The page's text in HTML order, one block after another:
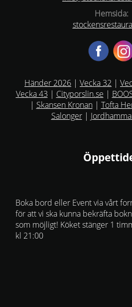
Hemsida:
Händer 2026 | Vecka 32 |
Vecka 43 | Cityporslin.se |
| Skansen Kronan| Tofta
Salonger|
Boka bord eller Event via vårt
för att vi ska kunna bekräfta
som möjligt! Köket stänger 1
kl 21:00